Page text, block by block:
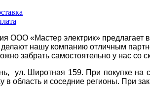
ООО «Мастер электрик» предлагает
нашу компанию отличным
забрать самостоятельно у нас со
ул. Широтная 159. При покупке на
в область и соседние регионы. При